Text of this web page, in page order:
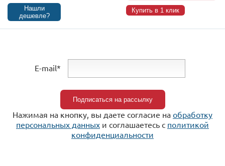
Нашли
дешевле?
Купить в 1 клик
E-mail*
Нажимая на кнопку, вы даете согласие на обработку
персональных данных и соглашаетесь c политикой
конфиденциальности